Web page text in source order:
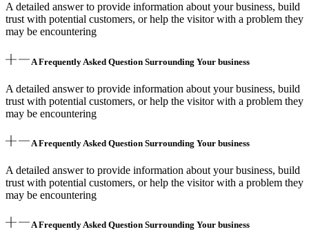
A detailed answer to provide information about your business, build
trust with potential customers, or help the visitor with a problem they
may be encountering
A Frequently Asked Question Surrounding Your business
A detailed answer to provide information about your business, build
trust with potential customers, or help the visitor with a problem they
may be encountering
A Frequently Asked Question Surrounding Your business
A detailed answer to provide information about your business, build
trust with potential customers, or help the visitor with a problem they
may be encountering
A Frequently Asked Question Surrounding Your business